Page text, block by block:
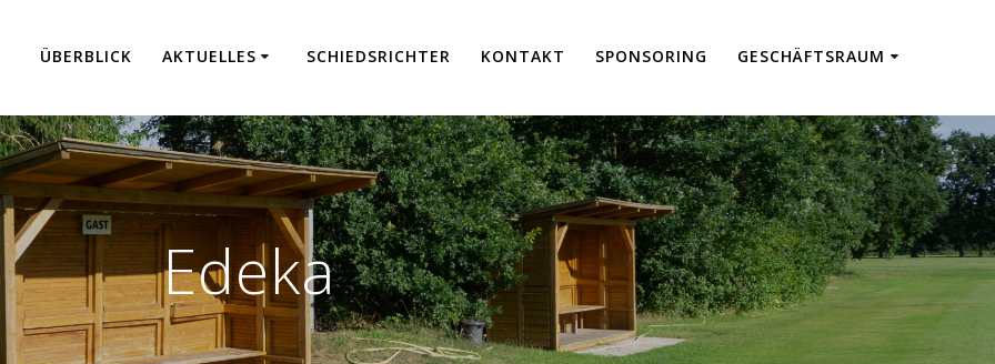
ÜBER­BLICK AKTU­EL­LES SCHIEDS­RICH­TER KON­TAKT SPON­SO­RING GESCHÄFTS­RAUM
Edeka